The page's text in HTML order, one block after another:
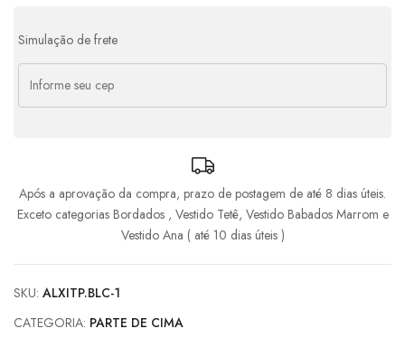
Simulação de frete
Após a aprovação da compra, prazo de postagem de até 8 dias úteis.
Exceto categorias Bordados , Vestido Tetê, Vestido Babados Marrom e
Vestido Ana ( até 10 dias úteis )
SKU: ALXITP.BLC-1
CATEGORIA: PARTE DE CIMA